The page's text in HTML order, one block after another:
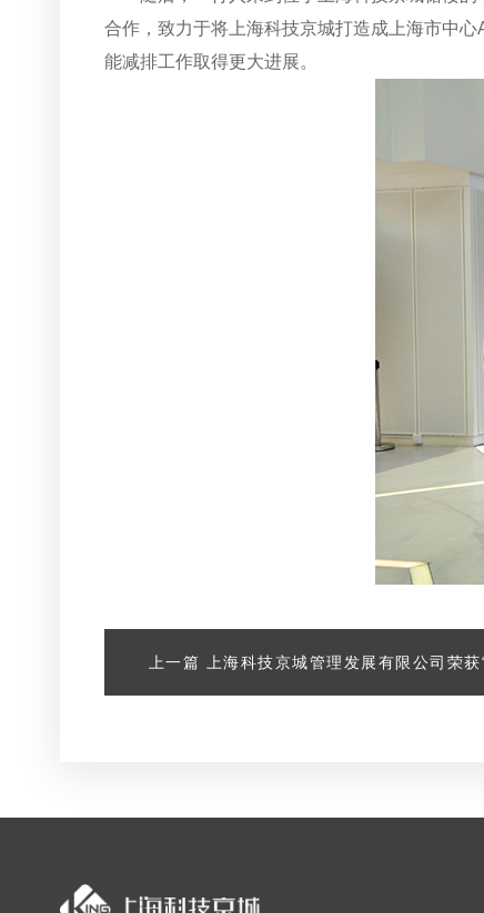
合作，致力于将上海科技京城打造成上海市中
能减排工作取得更大进展。
上一篇 上海科技京城管理发展有限公司荣